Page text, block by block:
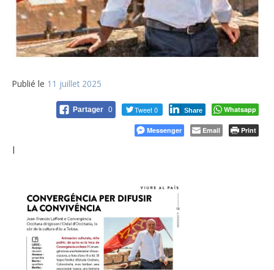
Publié le 11 juillet 2025
Partager 0 Tweet 0 Share Whatsapp
Messenger Email Print
l